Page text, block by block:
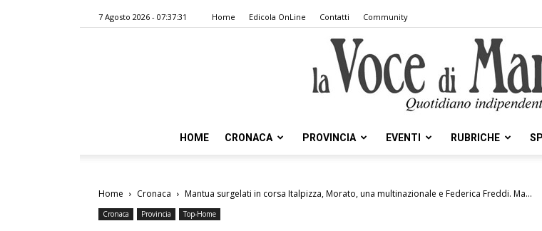
7 Agosto 2026 - 07:37:31 Home Edicola OnLine Contatti Community
HOME CRONACA PROVINCIA EVENTI RUBRICHE
Home Cronaca Mantua surgelati in corsa Italpizza, Morato, una multinazionale e Federica Freddi. Ma...
Cronaca Provincia Top-Home